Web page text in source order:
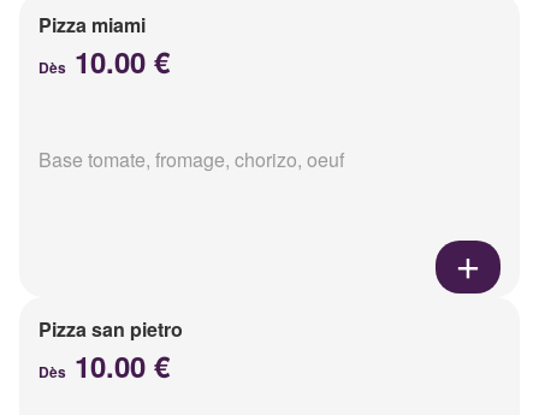
Pizza miami
Dès 10.00 €
Base tomate, fromage, chorizo, oeuf
Pizza san pietro
Dès 10.00 €